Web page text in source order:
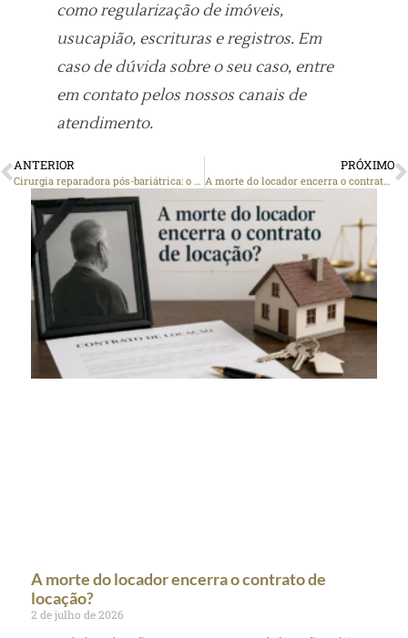
como regularização de imóveis,
usucapião, escrituras e registros. Em
caso de dúvida sobre o seu caso, entre
em contato pelos nossos canais de
atendimento.
ANTERIOR
Cirurgia reparadora pós-bariátrica: o plano de saúde pode negar dizendo que é “estética”?
PRÓXIMO
A morte do locador encerra o contrato de locação?
A morte do locador encerra o contrato de
locação?
2 de julho de 2026